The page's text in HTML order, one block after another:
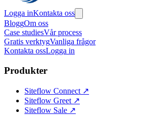
Logga inKontakta oss
BloggOm oss
Case studiesVår process
Gratis verktygVanliga frågor
Kontakta ossLogga in
Produkter
Siteflow Connect ↗
Siteflow Greet ↗
Siteflow Sale ↗